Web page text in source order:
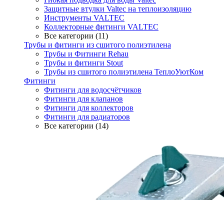
Защитные втулки Valtec на теплоизоляцию
Инструменты VALTEC
Коллекторные фитинги VALTEC
Все категории (11)
Трубы и фитинги из сшитого полиэтилена
Трубы и Фитинги Rehau
Трубы и фитинги Stout
Трубы из сшитого полиэтилена ТеплоУютКом
Фитинги
Фитинги для водосчётчиков
Фитинги для клапанов
Фитинги для коллекторов
Фитинги для радиаторов
Все категории (14)